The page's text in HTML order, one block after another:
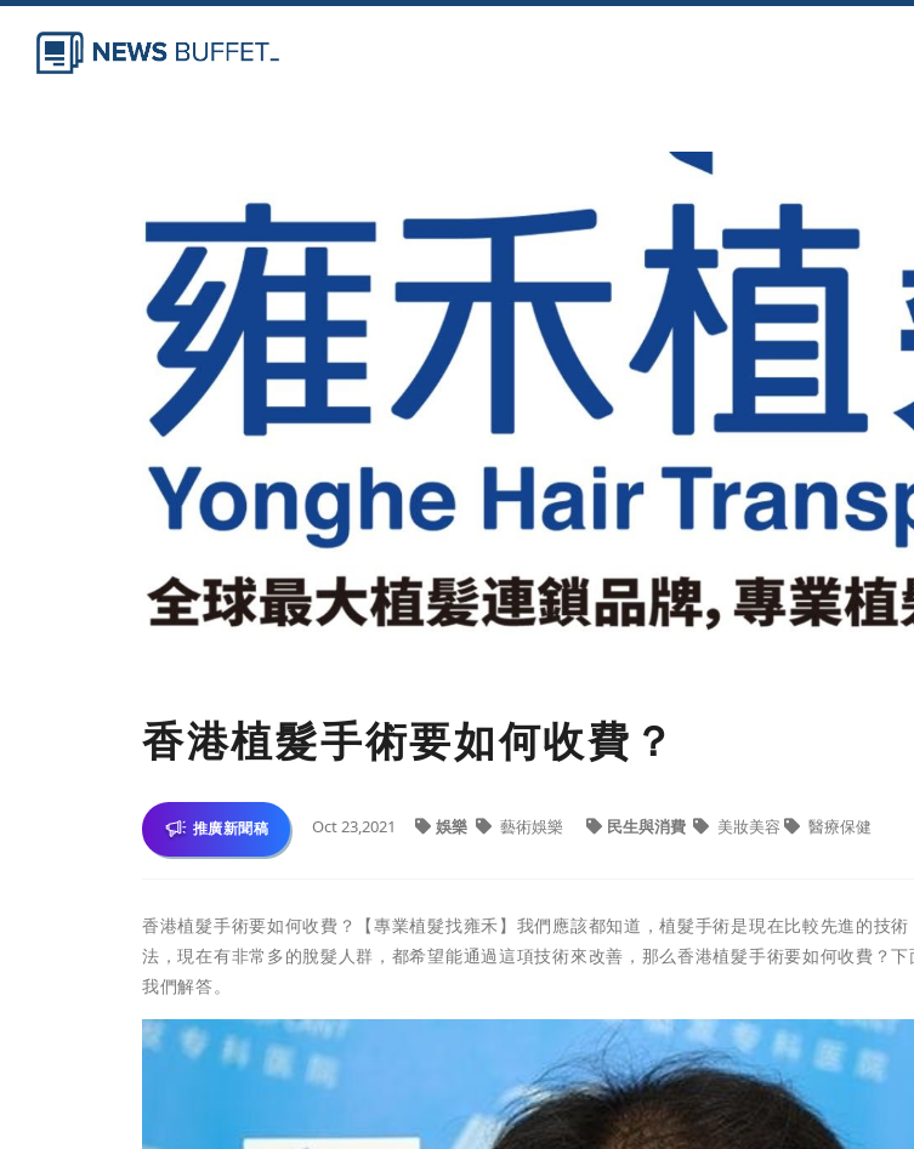
香港植髮手術要如何收費？
推廣新聞稿 Oct 23,2021 娛樂 藝術娛樂 民生與消費 美妝美容 醫療保健
香港植髮手術要如何收費？【專業植髮找雍禾】我們應該都知道，植髮手術是現在比較先進的技
法，現在有非常多的脫髮人群，都希望能通過這項技術來改善，那么香港植髮手術要如何收費？
我們解答。